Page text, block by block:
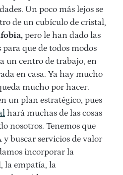
Un poco más lejos se
de un cubículo de cristal,
pero le han dado las
que de todos modos
un centro de trabajo, en
en casa. Ya hay mucho
mucho por hacer.
un plan estratégico, pues
hará muchas de las cosas
nosotros. Tenemos que
buscar servicios de valor
incorporar la
la empatía, la